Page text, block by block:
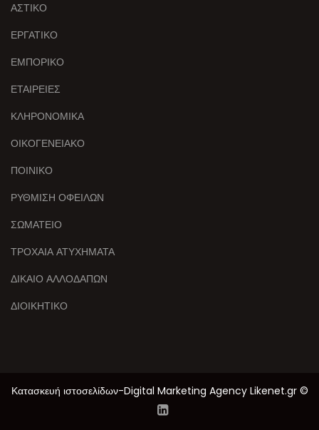
ΑΣΤΙΚΟ
ΕΡΓΑΤΙΚΟ
ΕΜΠΟΡΙΚΟ
ΕΤΑΙΡΕΙΕΣ
ΚΛΗΡΟΝΟΜΙΚΑ
ΟΙΚΟΓΕΝΕΙΑΚΟ
ΠΟΙΝΙΚΟ
ΡΥΘΜΙΣΗ ΟΦΕΙΛΩΝ
ΣΩΜΑΤΕΙΟ
ΤΡΟΧΑΙΑ ΑΤΥΧΗΜΑΤΑ
ΔΙΚΑΙΟ ΑΛΛΟΔΑΠΩΝ
ΔΙΟΙΚΗΤΙΚΟ
Κατασκευή ιστοσελίδων-Digital Marketing Agency Likenet.gr ©